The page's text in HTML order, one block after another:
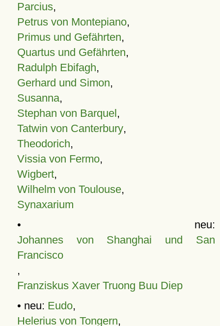
Parcius,
Petrus von Montepiano,
Primus und Gefährten,
Quartus und Gefährten,
Radulph Ebifagh,
Gerhard und Simon,
Susanna,
Stephan von Barquel,
Tatwin von Canterbury,
Theodorich,
Vissia von Fermo,
Wigbert,
Wilhelm von Toulouse,
Synaxarium
• neu:
Johannes von Shanghai und San
Francisco
,
Franziskus Xaver Truong Buu Diep
• neu: Eudo,
Helerius von Tongern,